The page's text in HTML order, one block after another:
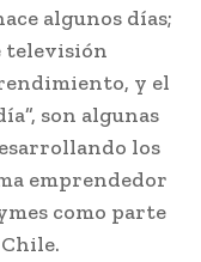
algunos días;
televisión
y el
son algunas
los
emprendedor
como parte